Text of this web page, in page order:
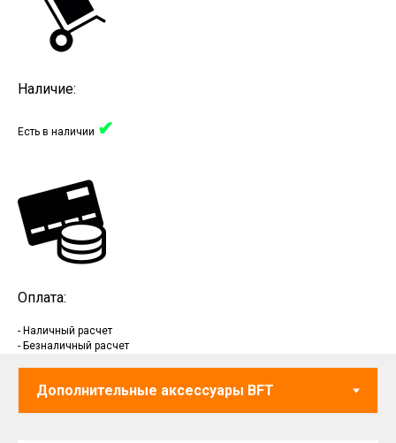
Наличие:
Есть в наличии ✔
Оплата:
- Наличный расчет
- Безналичный расчет